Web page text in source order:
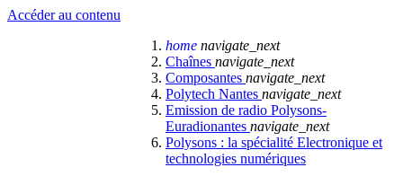
Accéder au contenu
home navigate_next
Chaînes navigate_next
Composantes navigate_next
Polytech Nantes navigate_next
Emission de radio Polysons-
Euradionantes navigate_next
Polysons : la spécialité Electronique et
technologies numériques